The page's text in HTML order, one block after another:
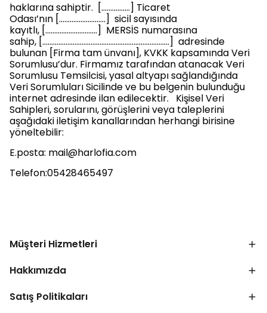
haklarına sahiptir. [................] Ticaret
Odası’nın [..........................] sicil sayısında
kayıtlı, [.............................] MERSİS numarasına
sahip, [.......................................................................] adresinde
bulunan [Firma tam ünvanı], KVKK kapsamında Veri
Sorumlusu’dur. Firmamız tarafından atanacak Veri
Sorumlusu Temsilcisi, yasal altyapı sağlandığında
Veri Sorumluları Sicilinde ve bu belgenin bulunduğu
internet adresinde ilan edilecektir. Kişisel Veri
Sahipleri, sorularını, görüşlerini veya taleplerini
aşağıdaki iletişim kanallarından herhangi birisine
yöneltebilir:
E.posta: mail@harlofia.com
Telefon:05428465497
Müşteri Hizmetleri
Hakkımızda
Satış Politikaları